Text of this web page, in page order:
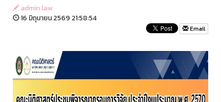
admin law
16 มิถุนายน 2569 21:58:54
Email